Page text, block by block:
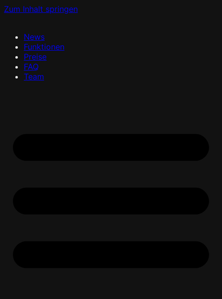
Zum Inhalt springen
News
Funktionen
Preise
FAQ
Team